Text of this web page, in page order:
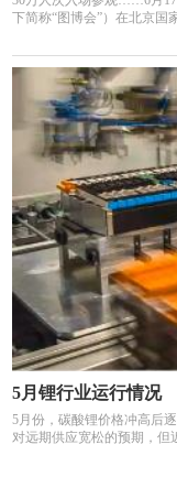
下简称“图博会”）在北京国
5月锂行业运行情况
5月份，碳酸锂价格冲高后
对远期供应宽松的预期，但